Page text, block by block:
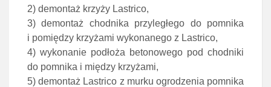
2) demontaż krzyży Lastrico,
3) demontaż chodnika przyległego do pomnika
i pomiędzy krzyżami wykonanego z Lastrico,
4) wykonanie podłoża betonowego pod chodniki
do pomnika i między krzyżami,
5) demontaż Lastrico z murku ogrodzenia pomnika